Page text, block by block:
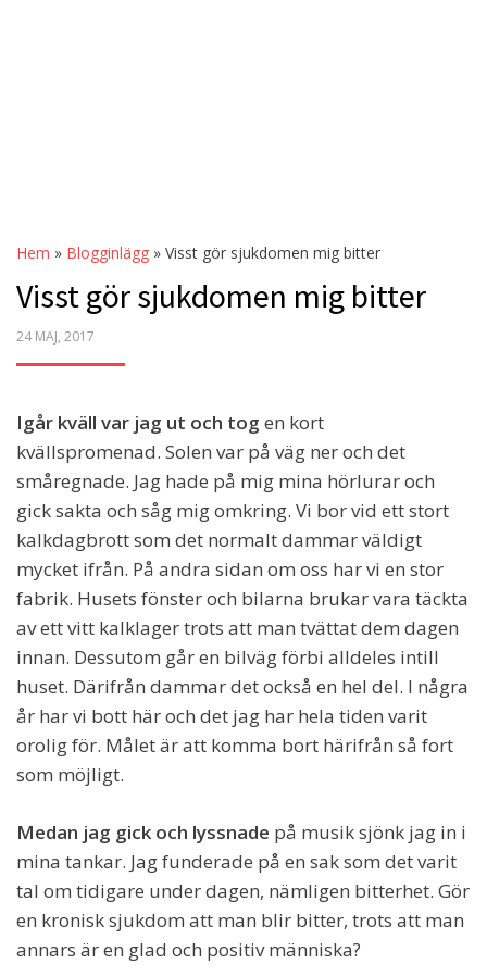
Hem » Blogginlägg » Visst gör sjukdomen mig bitter
Visst gör sjukdomen mig bitter
POSTED
24 MAJ, 2017
Igår kväll var jag ut och tog en kort
kvällspromenad. Solen var på väg ner och det
småregnade. Jag hade på mig mina hörlurar och
gick sakta och såg mig omkring. Vi bor vid ett stort
kalkdagbrott som det normalt dammar väldigt
mycket ifrån. På andra sidan om oss har vi en stor
fabrik. Husets fönster och bilarna brukar vara täckta
av ett vitt kalklager trots att man tvättat dem dagen
innan. Dessutom går en bilväg förbi alldeles intill
huset. Därifrån dammar det också en hel del. I några
år har vi bott här och det jag har hela tiden varit
orolig för. Målet är att komma bort härifrån så fort
som möjligt.
Medan jag gick och lyssnade på musik sjönk jag in i
mina tankar. Jag funderade på en sak som det varit
tal om tidigare under dagen, nämligen bitterhet. Gör
en kronisk sjukdom att man blir bitter, trots att man
annars är en glad och positiv människa?